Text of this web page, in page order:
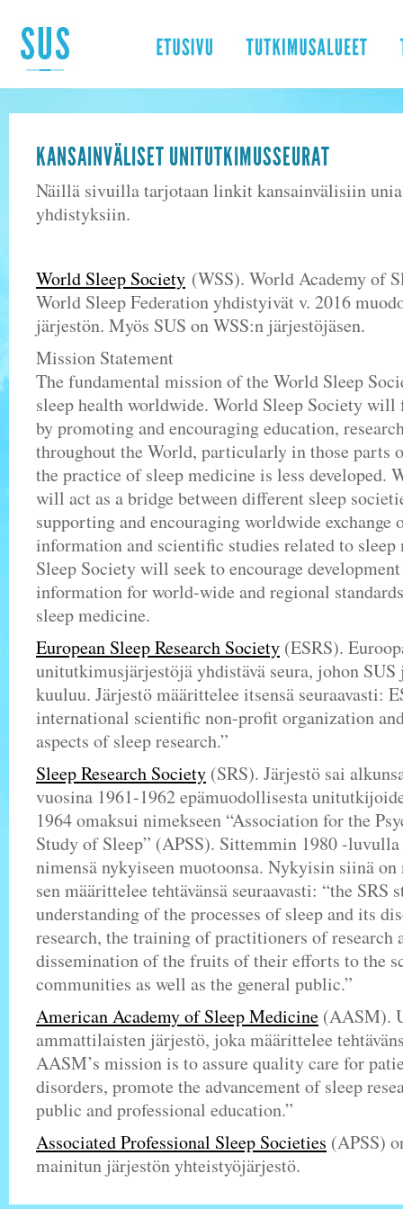
KANSAINVÄLISET UNITUTKIMUSSEURAT
Näillä sivuilla tarjotaan linkit kansainvälisiin
yhdistyksiin.
World Sleep Society (WSS). World Academy of
World Sleep Federation yhdistyivät v. 2016
järjestön. Myös SUS on WSS:n järjestöjäsen.
Mission Statement
The fundamental mission of the World Sleep
sleep health worldwide. World Sleep Society
by promoting and encouraging education,
throughout the World, particularly in those parts
the practice of sleep medicine is less developed.
will act as a bridge between different sleep
supporting and encouraging worldwide
information and scientific studies related to
Sleep Society will seek to encourage
information for world-wide and regional
sleep medicine.
European Sleep Research Society (ESRS).
unitutkimusjärjestöjä yhdistävä seura, johon SUS
kuuluu. Järjestö määrittelee itsensä seuraavasti:
international scientific non-profit organization
aspects of sleep research.”
Sleep Research Society (SRS). Järjestö sai
vuosina 1961-1962 epämuodollisesta
1964 omaksui nimekseen “Association for the
Study of Sleep” (APSS). Sittemmin 1980 -
nimensä nykyiseen muotoonsa. Nykyisin siinä on
sen määrittelee tehtävänsä seuraavasti: “the SRS
understanding of the processes of sleep and its
research, the training of practitioners of research
dissemination of the fruits of their efforts to the
communities as well as the general public.”
American Academy of Sleep Medicine (AASM).
ammattilaisten järjestö, joka määrittelee
AASM’s mission is to assure quality care for
disorders, promote the advancement of sleep
public and professional education.”
Associated Professional Sleep Societies (APSS)
mainitun järjestön yhteistyöjärjestö.